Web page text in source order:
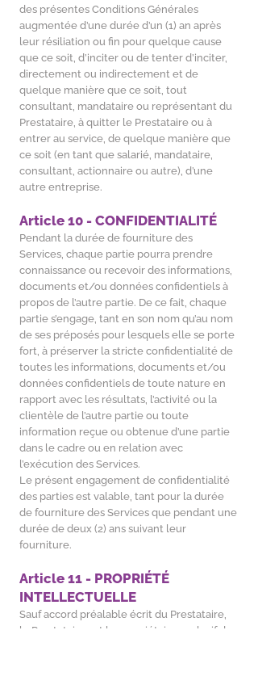
des présentes Conditions Générales
augmentée d’une durée d’un (1) an après
leur résiliation ou fin pour quelque cause
que ce soit, d’inciter ou de tenter d’inciter,
directement ou indirectement et de
quelque manière que ce soit, tout
consultant, mandataire ou représentant du
Prestataire, à quitter le Prestataire ou à
entrer au service, de quelque manière que
ce soit (en tant que salarié, mandataire,
consultant, actionnaire ou autre), d’une
autre entreprise.
Article 10 - CONFIDENTIALITÉ
Pendant la durée de fourniture des
Services, chaque partie pourra prendre
connaissance ou recevoir des informations,
documents et/ou données confidentiels à
propos de l’autre partie. De ce fait, chaque
partie s’engage, tant en son nom qu’au nom
de ses préposés pour lesquels elle se porte
fort, à préserver la stricte confidentialité de
toutes les informations, documents et/ou
données confidentiels de toute nature en
rapport avec les résultats, l’activité ou la
clientèle de l’autre partie ou toute
information reçue ou obtenue d’une partie
dans le cadre ou en relation avec
l’exécution des Services.
Le présent engagement de confidentialité
des parties est valable, tant pour la durée
de fourniture des Services que pendant une
durée de deux (2) ans suivant leur
fourniture.
Article 11 - PROPRIÉTÉ
INTELLECTUELLE
Sauf accord préalable écrit du Prestataire,
le Prestataire est le propriétaire exclusif de